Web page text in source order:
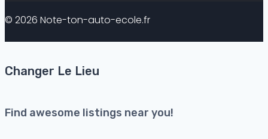
© 2026 Note-ton-auto-ecole.fr
Changer Le Lieu
Find awesome listings near you!